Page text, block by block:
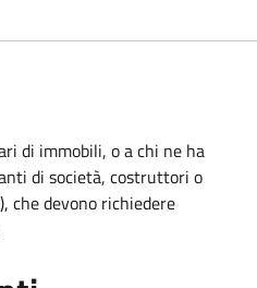
di immobili, o a chi ne ha
di società, costruttori o
che devono richiedere